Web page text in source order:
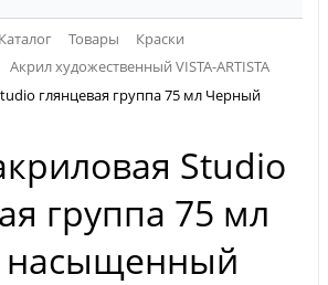
Каталог Товары
Краски
Акрил художественный VISTA-ARTISTA
глянцевая группа 75 мл Черный
Studio
группа 75 мл